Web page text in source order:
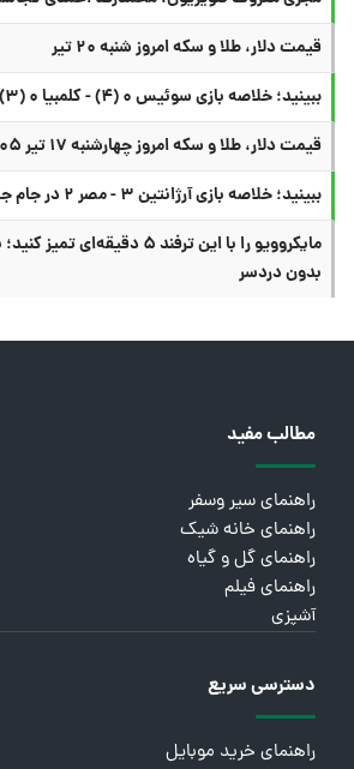
قیمت دلار، طلا و سکه امروز شنبه ۲۰ تیر
ببینید؛ خلاصه بازی سوئیس ۰ (۴) - کلمبیا ۰ (۳) در جام جهانی
قیمت دلار، طلا و سکه امروز چهارشنبه ۱۷ تیر ۱۴۰۵
ببینید؛ خلاصه بازی آرژانتین ۳ - مصر ۲ در جام جهانی
مایکروویو را با این ترفند ۵
بدون دردسر
مطالب مفید
راهنمای سیر وسفر
راهنمای خانه شیک
راهنمای گل و گیاه
راهنمای فیلم
آشپزی
دسترسی سریع
راهنمای خرید موبایل